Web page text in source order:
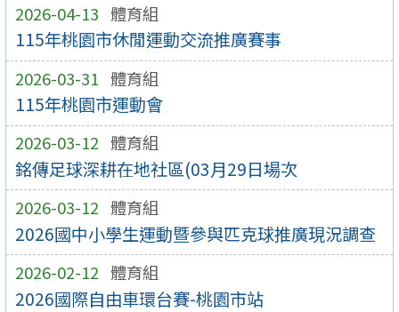
2026-04-13 體育組
115年桃園市休閒運動交流推廣賽事
2026-03-31 體育組
115年桃園市運動會
2026-03-12 體育組
銘傳足球深耕在地社區(03月29日場次
2026-03-12 體育組
2026國中小學生運動暨參與匹克球推廣現況調查
2026-02-12 體育組
2026國際自由車環台賽-桃園市站